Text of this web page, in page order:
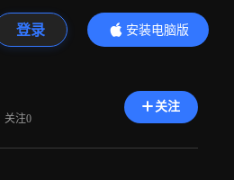
登录
安装电脑版
内容更精彩
关注0
关注